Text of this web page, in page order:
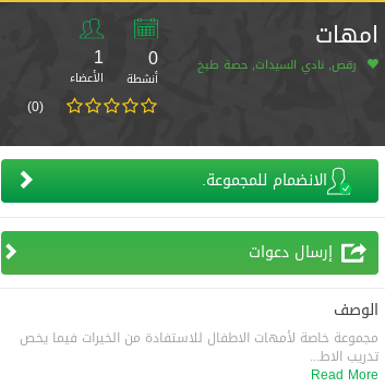
امهات
رقص, نادي السيدات, حصة طبخ 0
أنشطة
1
الأعضاء
(0)
الانضمام للمجموعة.
إرسال دعوات
الوصف
مجموعة خاصة لأمهات الاطفال للاستفادة من الخيرات فيما يخص
تدريب الاط...
Read More